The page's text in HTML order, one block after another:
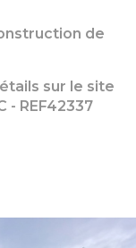
de
sur le site
- REF42337